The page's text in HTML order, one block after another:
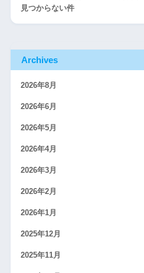
見つからない件
Archives
2026年8月
2026年6月
2026年5月
2026年4月
2026年3月
2026年2月
2026年1月
2025年12月
2025年11月